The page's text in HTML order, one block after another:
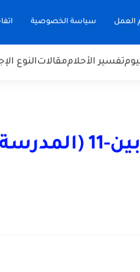
العمل سياسة الخصوصية
تفسير الأحلاممقالاتالنوع
المرأة في التراث العَرَبي بين خِطابين-11 (المدرسة